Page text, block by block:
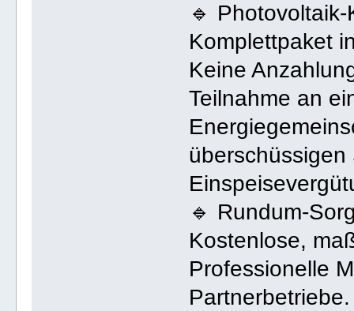
🔹
Komplettpaket
Keine
Teilnahme an
überschüssigen
🔹
Kostenlose,
Professionelle
Partnerbetriebe.